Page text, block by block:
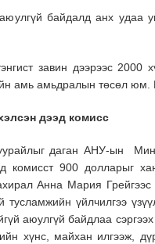
аюулгүй байдалд анх
завин дээрээс
амь амьдралын төсөл юм.
дээд комисс
даган АНУ-ын
комисст 900 долларыг
Анна Мария
үйлчилгээ
аюулгүй байдлаа
хүнс, майхан илгээж,